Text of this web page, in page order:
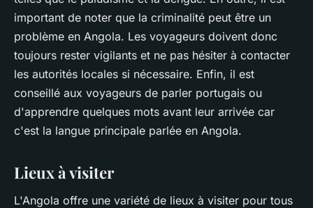
important de noter que la criminalité peut être un
problème en Angola. Les voyageurs doivent donc
toujours rester vigilants et ne pas hésiter à contacter
les autorités locales si nécessaire. Enfin, il est
conseillé aux voyageurs de parler portugais ou
d'apprendre quelques mots avant leur arrivée car
c'est la langue principale parlée en Angola.
Lieux à visiter
L'Angola offre une variété de lieux à visiter pour tous